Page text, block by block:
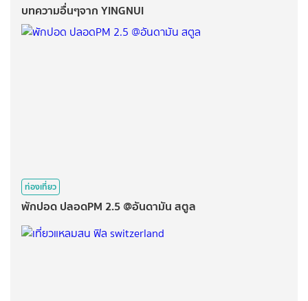
บทความอื่นๆจาก YINGNUI
ท่องเที่ยว
พักปอด​ ปลอด​PM​ 2.5 @อันดามัน สตูล